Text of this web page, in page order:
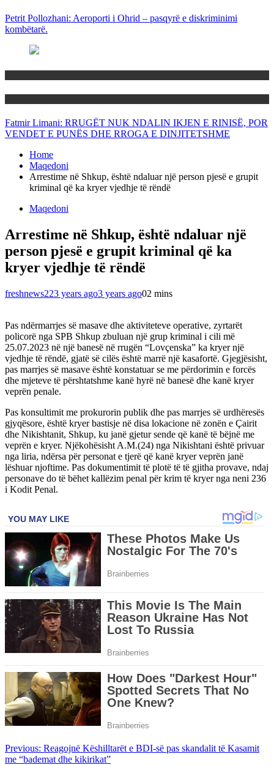
Petrit Pollozhani: Aeroporti i Ohrid – pasqyrë e diskriminimi
kombëtarë.
Fatmir Limani: RRUGËT NUK NDALIN IKJEN E RINISË, POR
VENDET E PUNËS DHE RROGA E DINJITETSHME
Home
Maqedoni
Arrestime në Shkup, është ndaluar një person pjesë e grupit
kriminal që ka kryer vjedhje të rëndë
Maqedoni
Arrestime në Shkup, është ndaluar një
person pjesë e grupit kriminal që ka
kryer vjedhje të rëndë
freshnews223 years ago3 years ago02 mins
Pas ndërmarrjes së masave dhe aktiviteteve operative, zyrtarët
policorë nga SPB Shkup zbuluan një grup kriminal i cili më
25.07.2023 në një banesë në rrugën “Lovçenska” ka kryer një
vjedhje të rëndë, gjatë së cilës është marrë një kasafortë. Gjegjësisht,
pas marrjes së masave është konstatuar se me përdorimin e forcës
dhe mjeteve të përshtatshme kanë hyrë në banesë dhe kanë kryer
veprën penale.
Pas konsultimit me prokurorin publik dhe pas marrjes së urdhëresës
gjyqësore, është kryer bastisje në disa lokacione në zonën e Çairit
dhe Nikishtanit, Shkup, ku janë gjetur sende që kanë të bëjnë me
veprën e kryer. Njëkohësisht A.M.(24) nga Nikishtani është privuar
nga liria, ndërsa për personat e tjerë që kanë kryer veprën janë
lëshuar njoftime. Pas dokumentimit të plotë të të gjitha provave, ndaj
personave do të bëhet kallëzim penal për krim të kryer nga neni 236
i Kodit Penal.
Post
Previous: Reagojnë Këshilltarët e BDI-së pas skandalit të Kasamit
me “bademat dhe kikirikat”